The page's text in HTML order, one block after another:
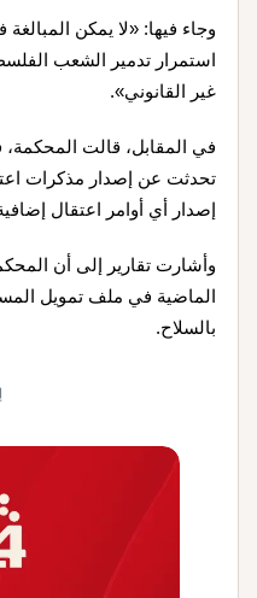
وجاء فيها: «لا يمكن
استمرار تدمير الشعب
غير القانوني».
في المقابل، قالت المحكمة،
تحدثت عن إصدار مذكرات
إصدار أي أوامر اعتقال
وأشارت تقارير إلى أن
الماضية في ملف تمويل
بالسلاح.